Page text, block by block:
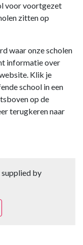
voor voortgezet
zitten op
waar onze scholen
informatie over
Klik je
school in een
op de
terugkeren naar
by